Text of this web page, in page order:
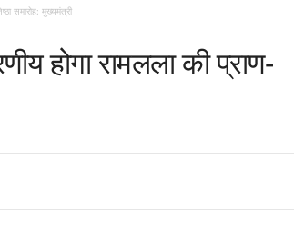
समारोह: मुख्यमंत्री
होगा रामलला की प्राण-